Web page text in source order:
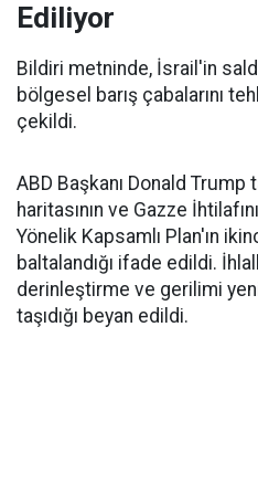
Ediliyor
Bildiri metninde, İsrail'in
bölgesel barış çabalarını
çekildi.
ABD Başkanı Donald Trump
haritasının ve Gazze
Yönelik Kapsamlı Plan'ın
baltalandığı ifade edildi.
derinleştirme ve gerilimi
taşıdığı beyan edildi.